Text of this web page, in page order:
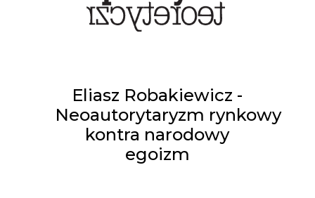
Eliasz Robakiewicz -
Neoautorytaryzm rynkowy
kontra narodowy
egoizm